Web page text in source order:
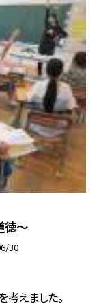
徳〜
30
考えました。